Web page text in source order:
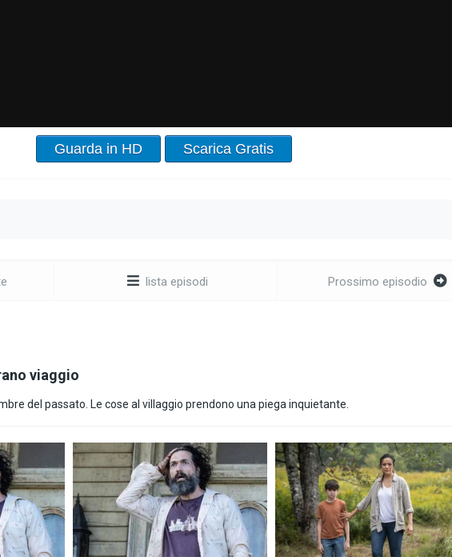
Guarda in HD Scarica Gratis
lista episodi Prossimo episodio
viaggio
del passato. Le cose al villaggio prendono una piega inquietante.